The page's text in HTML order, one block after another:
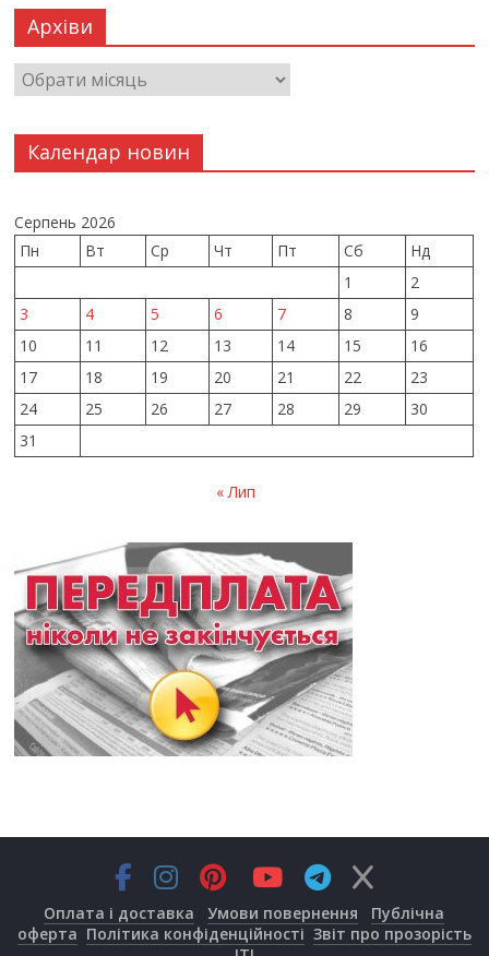
Архіви
Календар новин
Серпень 2026
Пн
Вт Ср Чт Пт Сб
Нд
1
2
3
4 5 6 7 8
9
10
11 12 13 14 15
16
17
18 19 20 21 22
23
24
25 26 27 28 29
30
31
« Лип
Оплата і доставка Умови повернення
Публічна
оферта Політика конфіденційності Звіт про прозорість